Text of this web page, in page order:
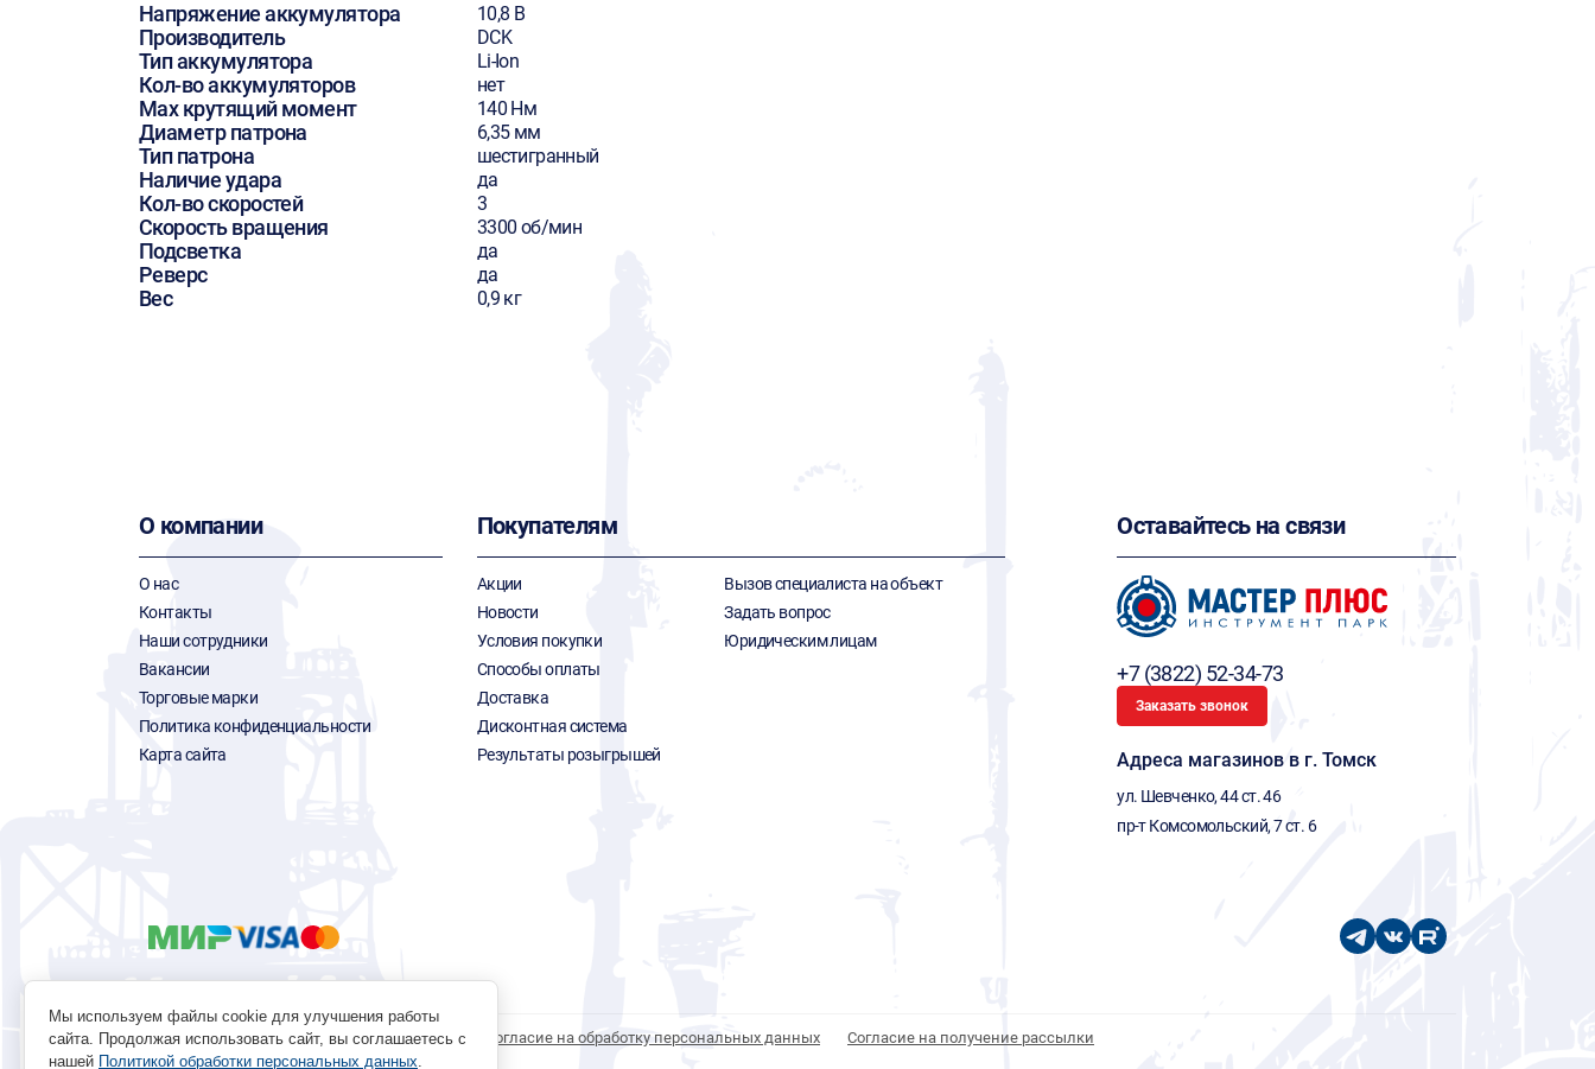
Напряжение аккумулятора 10,8 В
Производитель DCK
Тип аккумулятора Li-Ion
Кол-во аккумуляторов нет
Max крутящий момент 140 Нм
Диаметр патрона 6,35 мм
Тип патрона шестигранный
Наличие удара да
Кол-во скоростей 3
Скорость вращения 3300 об/мин
Подсветка да
Реверс да
Вес 0,9 кг
О компании
О нас
Контакты
Наши сотрудники
Вакансии
Торговые марки
Политика конфиденциальности
Карта сайта
Покупателям
Акции
Новости
Условия покупки
Способы оплаты
Доставка
Дисконтная система
Результаты розыгрышей
Вызов специалиста на объект
Задать вопрос
Юридическим лицам
Оставайтесь на связи
+7 (3822) 52-34-73
Заказать звонок
Адреса магазинов в г. Томск
ул. Шевченко, 44 ст. 46
пр-т Комсомольский, 7 ст. 6
Политика обработки персональных данных Согласие на обработку персональных данных Согласие на получение рассылки
Мы используем файлы cookie для улучшения работы
сайта. Продолжая использовать сайт, вы соглашаетесь с
нашей Политикой обработки персональных данных.